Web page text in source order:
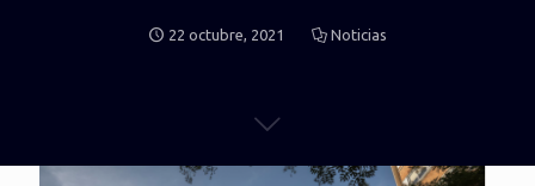
22 octubre, 2021 Noticias